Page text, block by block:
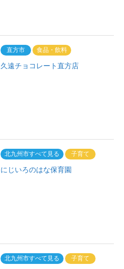
直方市 食品・飲料
久遠チョコレート直方店
北九州市すべて見る 子育て
にじいろのはな保育園
北九州市すべて見る 子育て